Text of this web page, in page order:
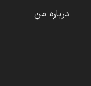
درباره من